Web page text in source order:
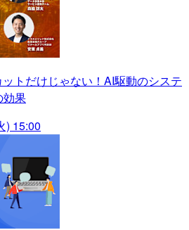
ットだけじゃない！AI駆動のシステ
効果
) 15:00